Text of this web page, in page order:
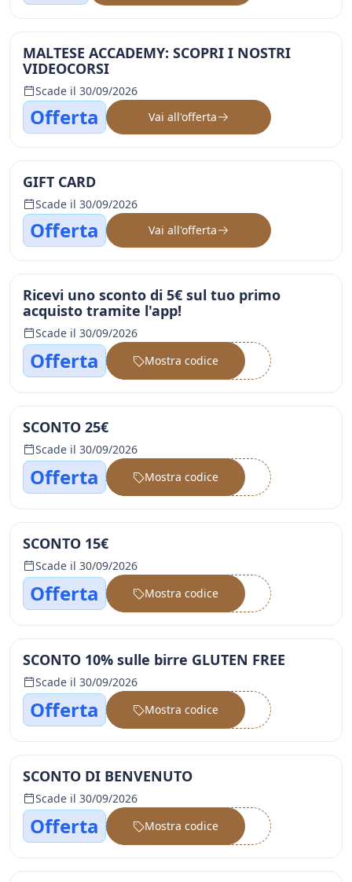
MALTESE ACCADEMY: SCOPRI I NOSTRI
VIDEOCORSI
Scade il 30/09/2026
Offerta Vai all'offerta
GIFT CARD
Scade il 30/09/2026
Offerta Vai all'offerta
Ricevi uno sconto di 5€ sul tuo primo
acquisto tramite l'app!
Scade il 30/09/2026
Offerta ••••••
Mostra codice
SCONTO 25€
Scade il 30/09/2026
Offerta ••••••
Mostra codice
SCONTO 15€
Scade il 30/09/2026
Offerta ••••••
Mostra codice
SCONTO 10% sulle birre GLUTEN FREE
Scade il 30/09/2026
Offerta ••••••
Mostra codice
SCONTO DI BENVENUTO
Scade il 30/09/2026
Offerta ••••••
Mostra codice